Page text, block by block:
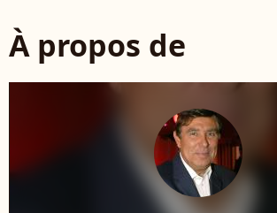
À propos de